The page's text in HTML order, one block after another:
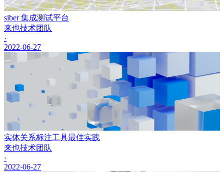
siber 集成测试平台
来也技术团队
·
2022-06-27
实体关系标注工具最佳实践
来也技术团队
·
2022-06-27